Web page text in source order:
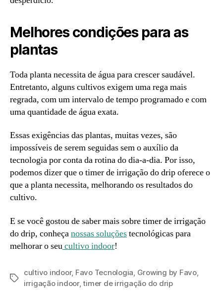
Melhores condições para as
plantas
Toda planta necessita de água para crescer saudável.
Entretanto, alguns cultivos exigem uma rega mais
regrada, com um intervalo de tempo programado e com
uma quantidade de água exata.
Essas exigências das plantas, muitas vezes, são
impossíveis de serem seguidas sem o auxílio da
tecnologia por conta da rotina do dia-a-dia. Por isso,
podemos dizer que o timer de irrigação do drip oferece o
que a planta necessita, melhorando os resultados do
cultivo.
E se você gostou de saber mais sobre timer de irrigação
do drip, conheçanossas soluçõestecnológicas para
melhorar o seucultivo indoor!
cultivo indoor, Favo Tecnologia Growing by Favo,
irrigação indoor,timer de irrigação do drip